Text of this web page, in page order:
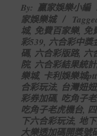
08-
13
By: 贏家娛樂小編
家娛樂城
城, 免費百家樂, 免
彩539, 六合彩中獎
碼, 六合彩版路, 六
院, 六合彩結果統計,
樂城, 卡利娛樂城ptt
合彩玩法, 台灣妞妞,
彩券加碼, 吃角子
吃角子老虎機台,
下六合彩玩法, 地
大樂透加碼開獎號